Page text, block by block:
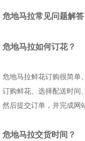
危地马拉常见问题解答
危地马拉如何订花？
危地马拉鲜花订购很简单
订购鲜花、选择配送时间
然后提交订单，并完成网
危地马拉交货时间 ？